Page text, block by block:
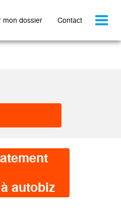
mon dossier Contact
autobiz